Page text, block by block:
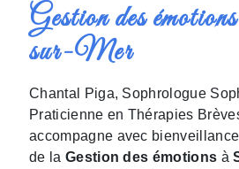
Gestion des émotions à Sanary-
sur-Mer
Chantal Piga, Sophrologue Sophro-Analyste et
Praticienne en Thérapies
accompagne avec
de la Gestion des émotions à